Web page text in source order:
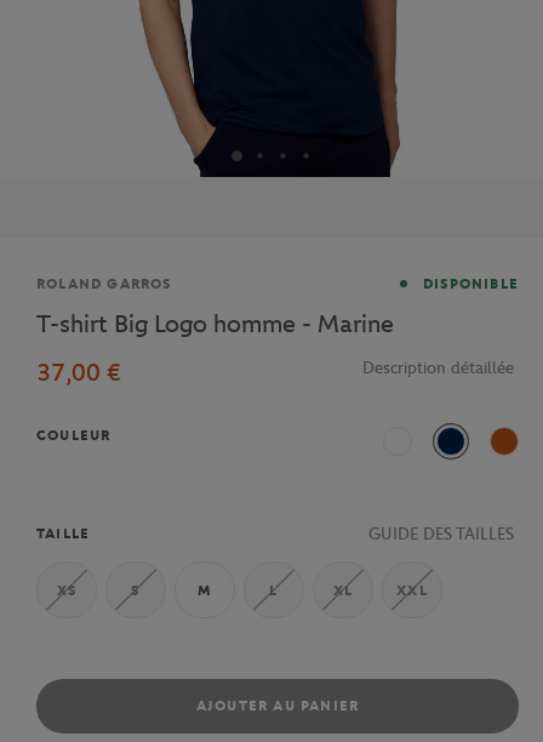
Marque
ROLAND GARROS DISPONIBLE
T-shirt Big Logo homme - Marine
37,00 €
Description détaillée
COULEUR
Blanc Marine
TAILLE GUIDE DES TAILLES
XS S M L XL XXL
AJOUTER AU PANIER